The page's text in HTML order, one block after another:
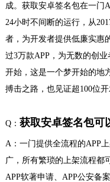
成。获取安卓签名包在一门
24小时不间断的运行，从
者，为开发者提供低廉实惠
过3万款APP，为无数的创
开始，这是一个梦开始的地
搏击之路，也见证超100位开
Q： 获取安卓签名包可
A：一门提供全流程的APP
广，所有繁琐的上架流程都
APP软著申请、APP公安备